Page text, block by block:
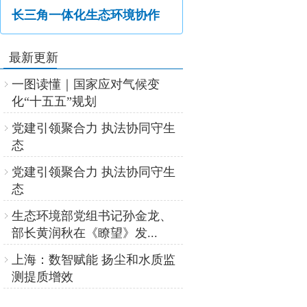
长三角一体化生态环境协作
最新更新
测提质增效
一图读懂｜国家应对气候变
化“十五五”规划
党建引领聚合力 执法协同守生
态
党建引领聚合力 执法协同守生
态
生态环境部党组书记孙金龙、
部长黄润秋在《瞭望》发...
上海：数智赋能 扬尘和水质监
测提质增效